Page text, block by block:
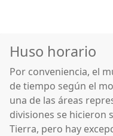
Huso horario
Por conveniencia, el
de tiempo según el
una de las áreas
divisiones se hicieron
Tierra, pero hay